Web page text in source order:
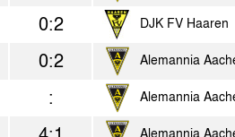
0:2 DJK FV Haaren
0:2 Alemannia
: Alemannia
Alemannia